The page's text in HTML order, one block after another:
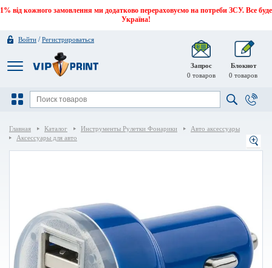
1% від кожного замовлення ми додатково перераховуємо на потреби ЗСУ. Все буде
Україна!
Войти /Регистрироваться
Запрос
0 товаров
Блокнот
0 товаров
Главная Каталог Инструменты Рулетки Фонарики
Авто аксессуары
Аксессуары для авто